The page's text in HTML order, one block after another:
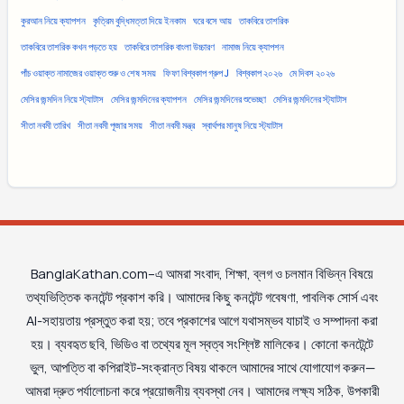
কুরআন নিয়ে ক্যাপশন কৃত্রিম বুদ্ধিমত্তা দিয়ে ইনকাম ঘরে বসে আয় তাকবিরে তাশরিক
তাকবিরে তাশরিক কখন পড়তে হয় তাকবিরে তাশরিক বাংলা উচ্চারণ নামাজ নিয়ে ক্যাপশন
পাঁচ ওয়াক্ত নামাজের ওয়াক্ত শুরু ও শেষ সময় ফিফা বিশ্বকাপ গ্রুপ J বিশ্বকাপ ২০২৬ মে দিবস ২০২৬
মেসির জন্মদিন নিয়ে স্ট্যাটাস মেসির জন্মদিনের ক্যাপশন মেসির জন্মদিনের শুভেচ্ছা মেসির জন্মদিনের স্ট্যাটাস
সীতা নবমী তারিখ সীতা নবমী পূজার সময় সীতা নবমী মন্ত্র স্বার্থপর মানুষ নিয়ে স্ট্যাটাস
BanglaKathan.com–এ আমরা সংবাদ, শিক্ষা, ব্লগ ও চলমান বিভিন্ন বিষয়ে
তথ্যভিত্তিক কনটেন্ট প্রকাশ করি। আমাদের কিছু কনটেন্ট গবেষণা, পাবলিক সোর্স এবং
AI-সহায়তায় প্রস্তুত করা হয়; তবে প্রকাশের আগে যথাসম্ভব যাচাই ও সম্পাদনা করা
হয়। ব্যবহৃত ছবি, ভিডিও বা তথ্যের মূল স্বত্ব সংশ্লিষ্ট মালিকের। কোনো কনটেন্টে
ভুল, আপত্তি বা কপিরাইট-সংক্রান্ত বিষয় থাকলে আমাদের সাথে যোগাযোগ করুন—
আমরা দ্রুত পর্যালোচনা করে প্রয়োজনীয় ব্যবস্থা নেব। আমাদের লক্ষ্য সঠিক, উপকারী